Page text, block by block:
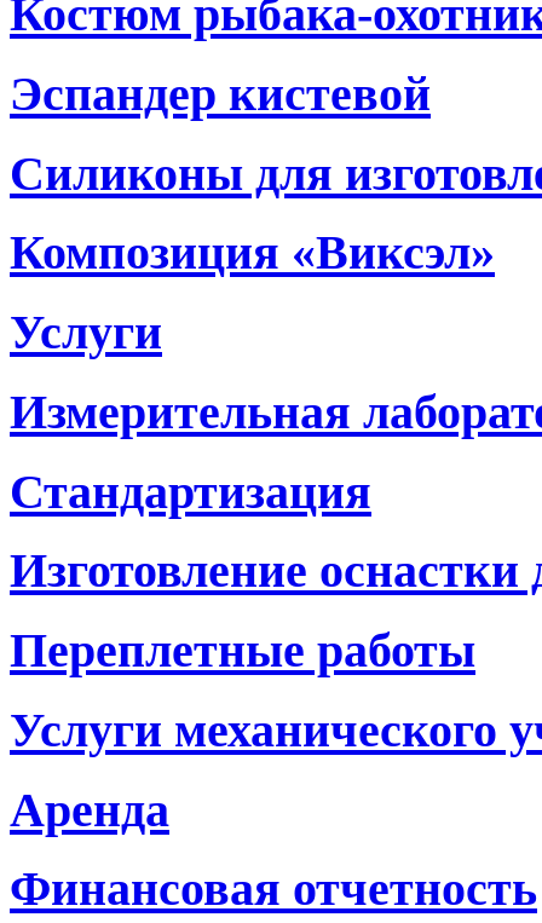
Костюм рыбака-
Эспандер кистевой
Силиконы для
Композиция «Виксэл»
Услуги
Измерительная
Стандартизация
Изготовление
Переплетные работы
Услуги механического
Аренда
Финансовая отчетность